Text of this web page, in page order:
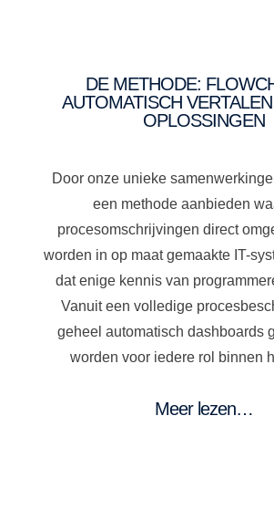
DE METHODE:
AUTOMATISCH
OPLOSSINGEN
Door onze unieke
een methode aanbieden
procesomschrijvingen direct
worden in op maat gemaakte IT-
dat enige kennis van
Vanuit een volledige
geheel automatisch dashboards
worden voor iedere rol binnen
Meer lezen…